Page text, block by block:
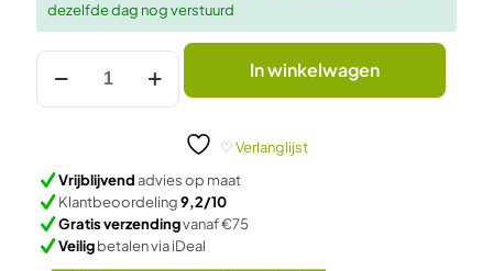
dezelfde dag nog verstuurd
OPBOUWSPOT
CRES
ZWART
In winkelwagen
♡ Verlanglijst
Vrijblijvendadvies op maat
Klantbeoordeling9,2/10
Gratis verzendingvanaf €75
Veiligbetalen via iDeal